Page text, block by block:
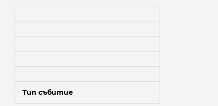
Тип събитие